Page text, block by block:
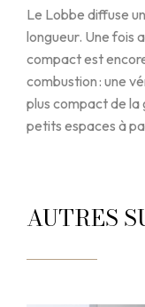
Le Lobbe diffuse
longueur. Une fois
compact est
combustion : une
plus compact de la
petits espaces à
AUTRES